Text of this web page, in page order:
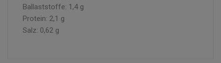
Ballaststoffe: 1,4 g
Protein: 2,1 g
Salz: 0,62 g